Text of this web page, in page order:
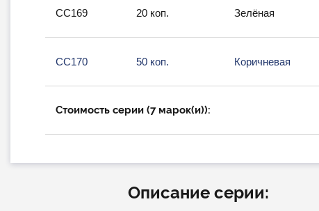
СС169 20 коп. Зелёная
СС170 50 коп. Коричневая
Стоимость серии (7 марок(и)):
Описание серии: